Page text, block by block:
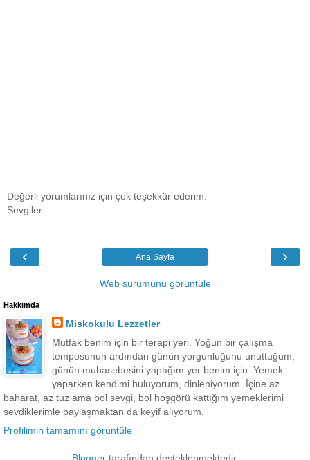
Değerli yorumlarınız için çok teşekkür ederim.
Sevgiler
‹ ›
Ana Sayfa
Web sürümünü görüntüle
Hakkımda
Miskokulu Lezzetler
Mutfak benim için bir terapi yeri. Yoğun bir çalışma
temposunun ardından günün yorgunluğunu unuttuğum,
günün muhasebesini yaptığım yer benim için. Yemek
yaparken kendimi buluyorum, dinleniyorum. İçine az
baharat, az tuz ama bol sevgi, bol hoşgörü kattığım yemeklerimi
sevdiklerimle paylaşmaktan da keyif alıyorum.
Profilimin tamamını görüntüle